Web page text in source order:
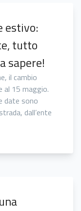
estivo:
tutto
sapere!
il cambio
al 15 maggio.
date sono
dall’ente